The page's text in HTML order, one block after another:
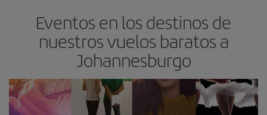
Eventos en los destinos de
nuestros vuelos baratos a
Johannesburgo